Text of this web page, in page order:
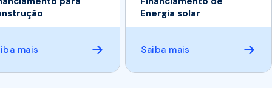
mais
Energia solar
Saiba mais